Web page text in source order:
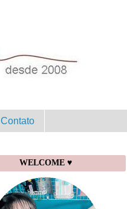
Contato
WELCOME ♥